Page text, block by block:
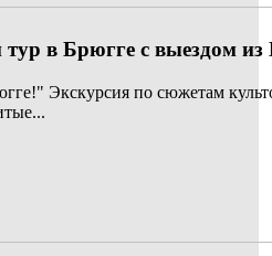
в Брюгге с выездом из
Экскурсия по сюжетам